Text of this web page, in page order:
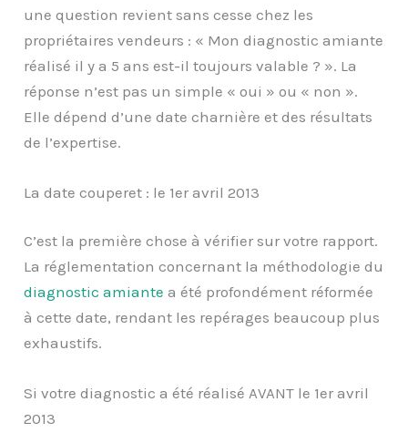
une question revient sans cesse chez les
propriétaires vendeurs : « Mon diagnostic amiante
réalisé il y a 5 ans est-il toujours valable ? ». La
réponse n’est pas un simple « oui » ou « non ».
Elle dépend d’une date charnière et des résultats
de l’expertise.
La date couperet : le 1er avril 2013
C’est la première chose à vérifier sur votre rapport.
La réglementation concernant la méthodologie du
diagnostic amiante a été profondément réformée
à cette date, rendant les repérages beaucoup plus
exhaustifs.
Si votre diagnostic a été réalisé AVANT le 1er avril
2013